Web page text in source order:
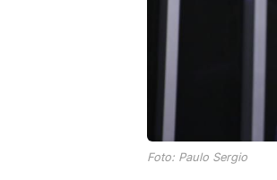
Foto: Paulo Sergio